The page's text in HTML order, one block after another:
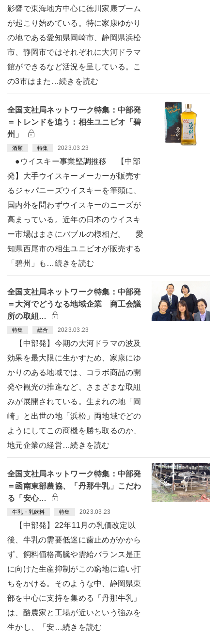
影響で東海地方中心に徳川家康ブーム
が起こり始めている。特に家康ゆかり
の地である愛知県岡崎市、静岡県浜松
市、静岡市ではそれぞれに大河ドラマ
館ができるなど活況を呈している。こ
の3市はまた…続きを読む
全国支社局ネットワーク特集：中部発
＝トレンドを追う：相生ユニビオ「碧
州」
酒類 特集 2023.03.23
●ウイスキー事業堅調推移 【中部
発】大手ウイスキーメーカーが販売す
るジャパニーズウイスキーを筆頭に、
国内外を問わずウイスキーのニーズが
高まっている。近年の日本のウイスキ
ー市場はまさにバブルの様相だ。 愛
知県西尾市の相生ユニビオが販売する
「碧州」も…続きを読む
全国支社局ネットワーク特集：中部発
＝大河でどうなる地域企業 商工会議
所の取組…
特集 総合 2023.03.23
【中部発】今期の大河ドラマの波及
効果を最大限に生かすため、家康にゆ
かりのある地域では、コラボ商品の開
発や観光の推進など、さまざまな取組
みが展開されている。生まれの地「岡
崎」と出世の地「浜松」両地域でどの
ようにしてこの商機を勝ち取るのか、
地元企業の経営…続きを読む
全国支社局ネットワーク特集：中部発
＝函南東部農協、「丹那牛乳」こだわ
る「安心…
牛乳・乳飲料 特集 2023.03.23
【中部発】22年11月の乳価改定以
後、牛乳の需要低迷に歯止めがかから
ず、飼料価格高騰や需給バランス是正
に向けた生産抑制がこの窮地に追い打
ちをかける。そのような中、静岡県東
部を中心に支持を集める「丹那牛乳」
は、酪農家と工場が近いという強みを
生かし、「安…続きを読む